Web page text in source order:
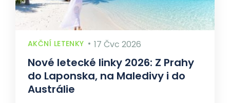
AKČNÍ LETENKY 17 Čvc 2026
Nové letecké linky 2026: Z Prahy
do Laponska, na Maledivy i do
Austrálie